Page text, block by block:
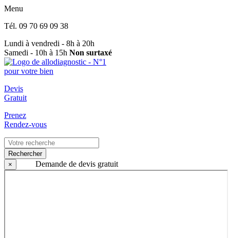
Menu
Tél. 09 70 69 09 38
Lundi à vendredi - 8h à 20h
Samedi - 10h à 15h Non surtaxé
Devis
Gratuit
Prenez
Rendez-vous
Rechercher
×
Demande de devis gratuit